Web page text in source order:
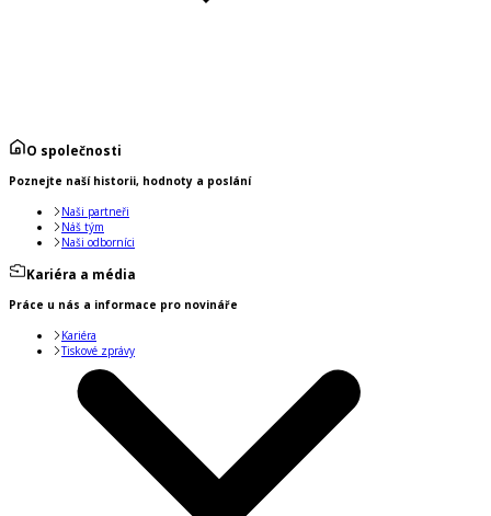
O společnosti
Poznejte naší historii, hodnoty a poslání
Naši partneři
Náš tým
Naši odborníci
Kariéra a média
Práce u nás a informace pro novináře
Kariéra
Tiskové zprávy